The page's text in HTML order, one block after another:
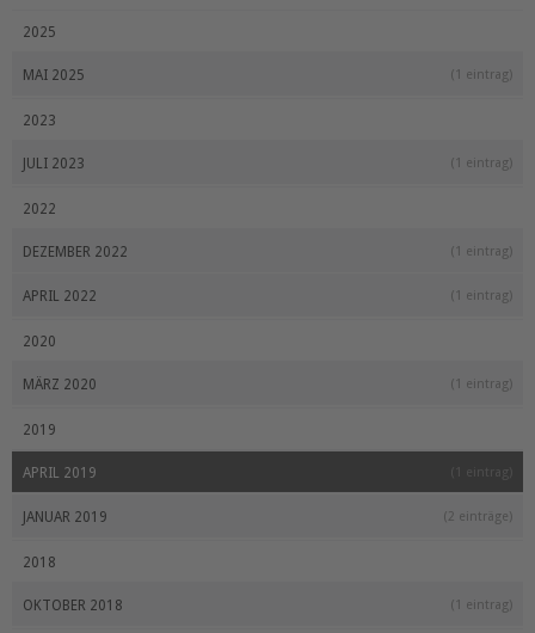
2025
MAI 2025 (1 eintrag)
2023
JULI 2023 (1 eintrag)
2022
DEZEMBER 2022 (1 eintrag)
APRIL 2022 (1 eintrag)
2020
MÄRZ 2020 (1 eintrag)
2019
APRIL 2019 (1 eintrag)
JANUAR 2019 (2 einträge)
2018
OKTOBER 2018 (1 eintrag)